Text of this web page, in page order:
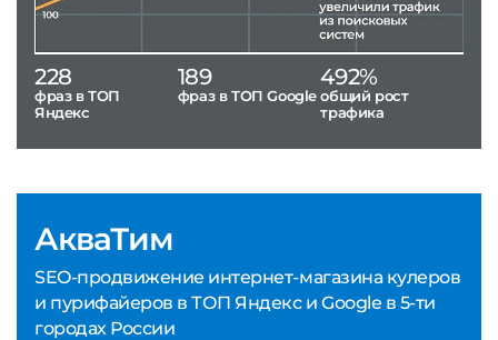
АкваТим
SEO-продвижение интернет-магазина кулеров
и пурифайеров в ТОП Яндекс и Google в 5-ти
городах России
228
фраз в ТОП
Яндекс
189
фраз в ТОП Google
492%
общий рост
трафика